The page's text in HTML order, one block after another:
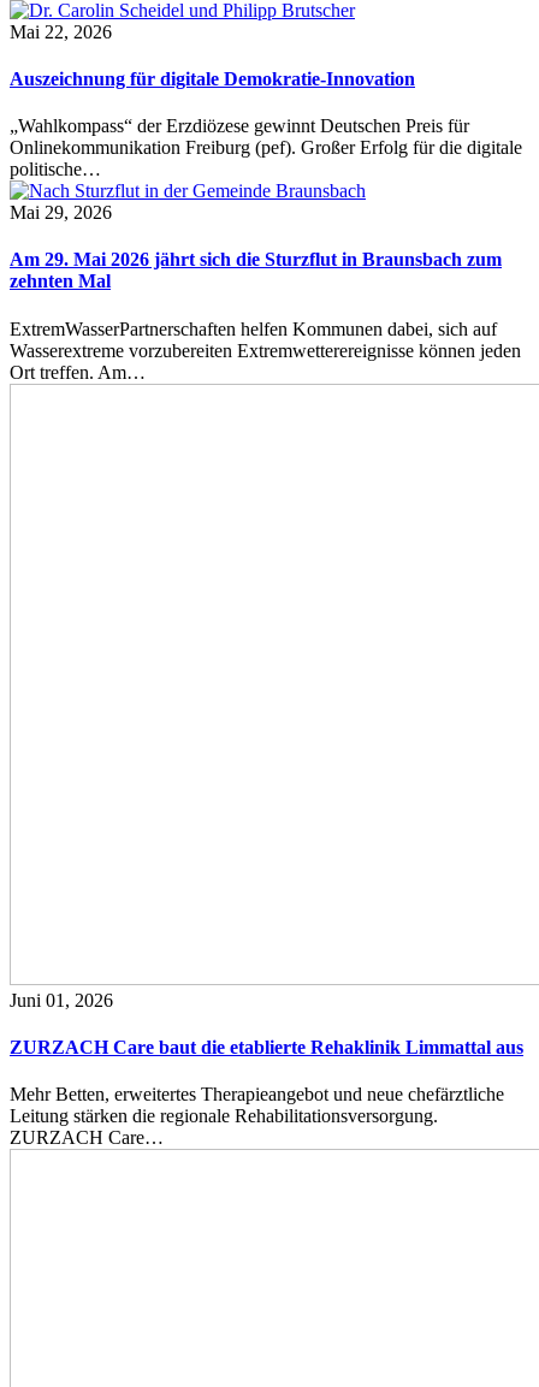
Mai 22, 2026
Auszeichnung für digitale Demokratie-Innovation
„Wahlkompass“ der Erzdiözese gewinnt Deutschen Preis für
Onlinekommunikation Freiburg (pef). Großer Erfolg für die digitale
politische…
Mai 29, 2026
Am 29. Mai 2026 jährt sich die Sturzflut in Braunsbach zum
zehnten Mal
ExtremWasserPartnerschaften helfen Kommunen dabei, sich auf
Wasserextreme vorzubereiten Extremwetterereignisse können jeden
Ort treffen. Am…
Juni 01, 2026
ZURZACH Care baut die etablierte Rehaklinik Limmattal aus
Mehr Betten, erweitertes Therapieangebot und neue chefärztliche
Leitung stärken die regionale Rehabilitationsversorgung.
ZURZACH Care…